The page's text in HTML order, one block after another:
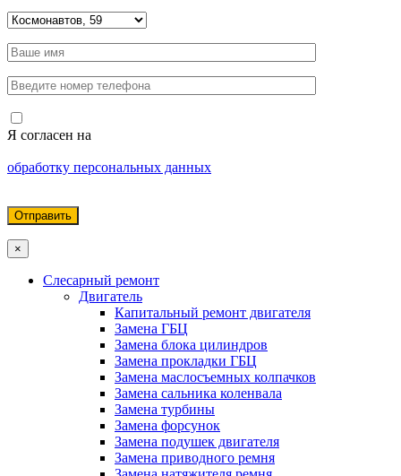
Я согласен на
обработку персональных данных
×
Слесарный ремонт
Двигатель
Капитальный ремонт двигателя
Замена ГБЦ
Замена блока цилиндров
Замена прокладки ГБЦ
Замена маслосъемных колпачков
Замена сальника коленвала
Замена турбины
Замена форсунок
Замена подушек двигателя
Замена приводного ремня